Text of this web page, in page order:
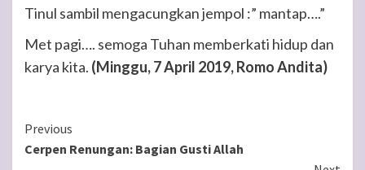
Tinul sambil mengacungkan jempol :” mantap….”
Met pagi…. semoga Tuhan memberkati hidup dan
karya kita. (Minggu, 7 April 2019, Romo Andita)
Continue
Reading
Previous
Cerpen Renungan: Bagian Gusti Allah